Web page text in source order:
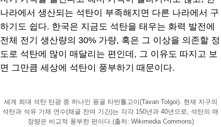
나라에서 생산되는 석탄이 부족해지면 다른 나라에서 구
하기도 쉽다. 한국은 지금도 석탄을 태우는 화력 발전에
전체 전기 생산량의 30% 가량, 혹은 그 이상을 의존할 정
도로 석탄에 많이 매달리는 편인데, 그 이유도 따지고 보
면 그만큼 세상에 석탄이 풍부하기 때문이다.
세계 최대 석탄 탄광 중 하나인 몽골 타반톨고이(Tavan Tolgoi). 현재 지구의
석탄과 석유 가채 연수(채굴 잔여 기간)는 각각 150년과 40년으로, 석탄의 매
장량은 비교적 풍부한 편이다.(출처: Wikimedia Commons)